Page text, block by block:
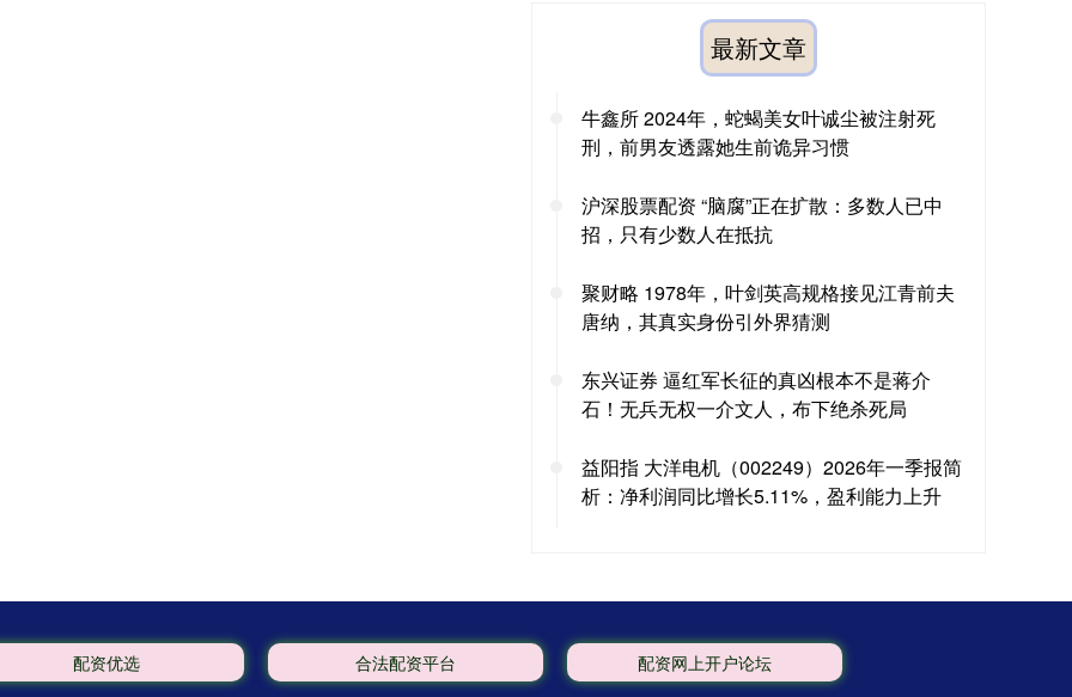
最新文章
牛鑫所 2024年，蛇蝎美女叶诚尘被注射死
刑，前男友透露她生前诡异习惯
沪深股票配资 “脑腐”正在扩散：多数人已中
招，只有少数人在抵抗
聚财略 1978年，叶剑英高规格接见江青前夫
唐纳，其真实身份引外界猜测
东兴证券 逼红军长征的真凶根本不是蒋介
石！无兵无权一介文人，布下绝杀死局
益阳指 大洋电机（002249）2026年一季报简
析：净利润同比增长5.11%，盈利能力上升
配资优选 合法配资平台 配资网上开户论坛